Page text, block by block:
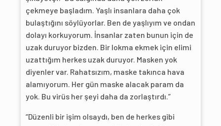
çekmeye başladım. Yaşlı insanlara daha çok
bulaştığını söylüyorlar. Ben de yaşlıyım ve ondan
dolayı korkuyorum. İnsanlar zaten bunun için de
uzak duruyor bizden. Bir lokma ekmek için elimi
uzattığım herkes uzak duruyor. Masken yok
diyenler var. Rahatsızım, maske takınca hava
alamıyorum. Her gün maske alacak param da
yok. Bu virüs her şeyi daha da zorlaştırdı.”
“Düzenli bir işim olsaydı, ben de herkes gibi